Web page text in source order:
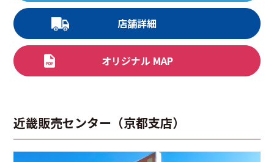
店舗詳細
オリジナル MAP
近畿販売センター（京都支店）